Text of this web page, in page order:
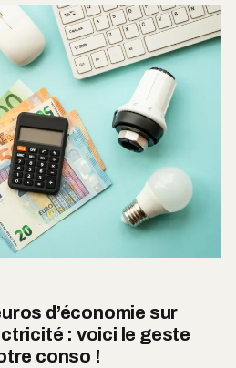
d’économie sur
: voici le geste
conso !